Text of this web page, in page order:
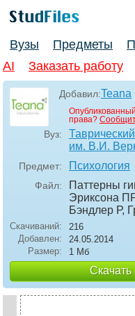
Вузы Предметы
AI
Заказать работу
Добавил:Teana
права?
Вуз:
им. В.И.
Предмет: Психология
Файл:
Паттерны
Эриксона
Бэндлер Р,
Скачиваний:
216
Добавлен:
24.05.2014
Размер:
1 Мб
Скачать